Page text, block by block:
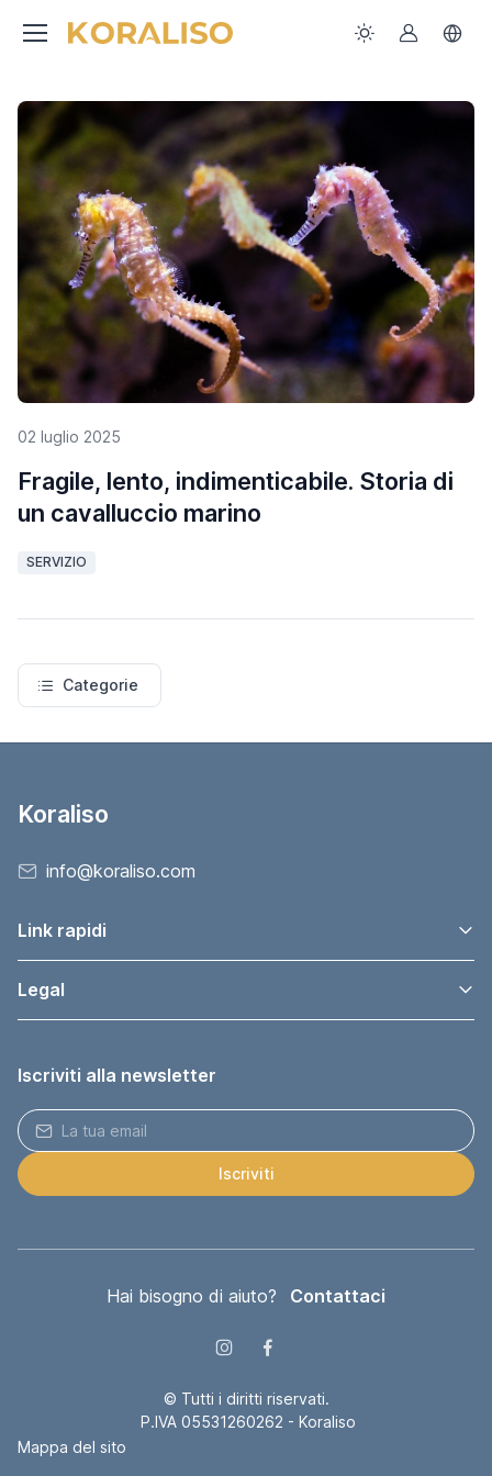
02 luglio 2025
Fragile, lento, indimenticabile. Storia di
un cavalluccio marino
SERVIZIO
Categorie
Koraliso
info@koraliso.com
Link rapidi
Legal
Iscriviti alla newsletter
Iscriviti
Hai bisogno di aiuto? Contattaci
© Tutti i diritti riservati.
P.IVA 05531260262 - Koraliso
Mappa del sito